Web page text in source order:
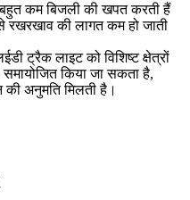
बहुत कम बिजली की खपत करती हैं
की लागत कम हो जाती
ट्रैक लाइट को विशिष्ट क्षेत्रों
किया जा सकता है,
अनुमति मिलती है।